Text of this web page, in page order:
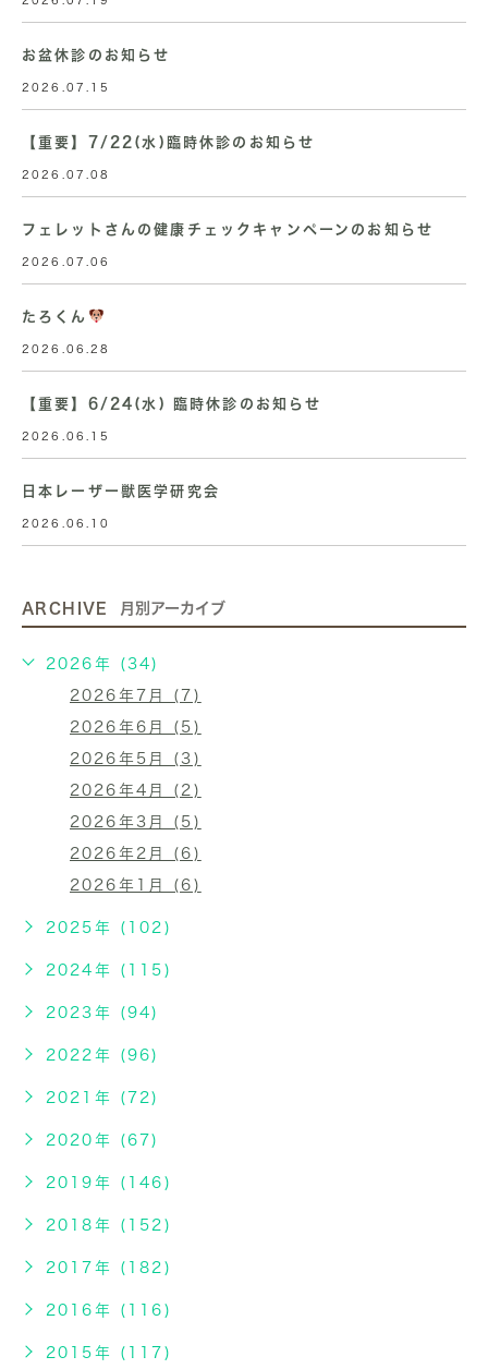
お盆休診のお知らせ
2026.07.15
【重要】7/22(水)臨時休診のお知らせ
2026.07.08
フェレットさんの健康チェックキャンペーンのお知らせ
2026.07.06
たろくん
2026.06.28
【重要】6/24(水) 臨時休診のお知らせ
2026.06.15
日本レーザー獣医学研究会
2026.06.10
ARCHIVE 月別アーカイブ
2026年 (34)
2026年7月 (7)
2026年6月 (5)
2026年5月 (3)
2026年4月 (2)
2026年3月 (5)
2026年2月 (6)
2026年1月 (6)
2025年 (102)
2024年 (115)
2023年 (94)
2022年 (96)
2021年 (72)
2020年 (67)
2019年 (146)
2018年 (152)
2017年 (182)
2016年 (116)
2015年 (117)